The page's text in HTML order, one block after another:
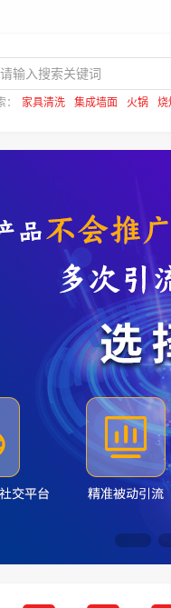
家具清洗 集成墙面 火锅 烧